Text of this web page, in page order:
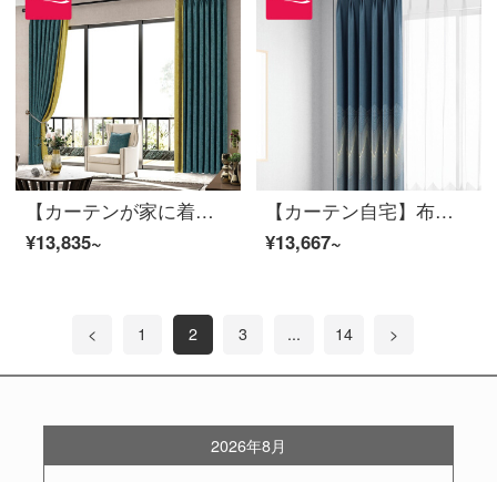
【カーテンが家に着く】現代簡単カーテン製品の黒いシルク高遮光継ぎ手ポリエステルスティーブン定型化ジャカードLDC 20 SSC-74 Sフック/カーテンヘッドを含まない(高さ2.6メートル以内で変更可能)XLのカーテンセット/ダブルオープン(適用窓の幅4.1-1.4メートル)
¥13,835~
【カーテン自宅】布芸カーテン完成品の青いダンスはシームレスに現代のジャカード高精密高遮光リビングルームの光豪華注文ダウン窓LDC 20 SSA-1601ホールを作る/カーテンヘッドを含まない(高さ2.6メートル以内で変更可能)XLのカーテンセット/ダブルオープン(適用窓幅3.5-4.1メートル)
¥13,667~
< 1 2 3 ... 14 >
2026年8月